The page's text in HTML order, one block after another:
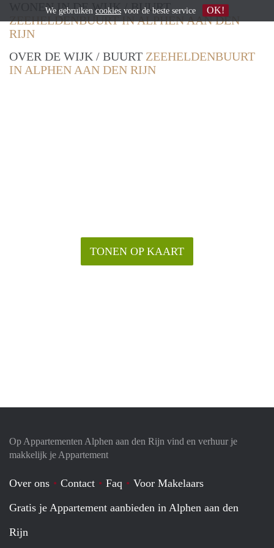
WONEN IN DE WIJK / BUURT
ZEEHELDENBUURT IN ALPHEN AAN DEN
RIJN
OVER DE WIJK / BUURT ZEEHELDENBUURT
IN ALPHEN AAN DEN RIJN
TONEN OP KAART
Op Appartementen Alphen aan den Rijn vind en verhuur je
makkelijk je Appartement
Over ons Contact Faq
Voor Makelaars
Gratis je Appartement aanbieden in Alphen aan den
Rijn
We gebruiken cookies voor de beste service OK!